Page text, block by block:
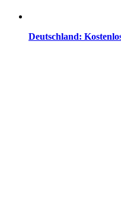
Deutschland: